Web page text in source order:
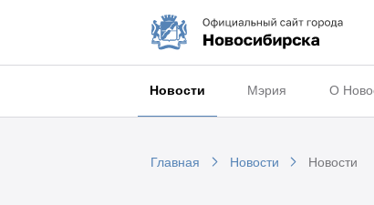
Новости Мэрия О
Главная Новости Новости